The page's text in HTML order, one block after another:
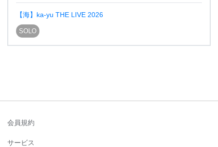
【海】ka-yu THE LIVE 2026
SOLO
会員規約
サービス